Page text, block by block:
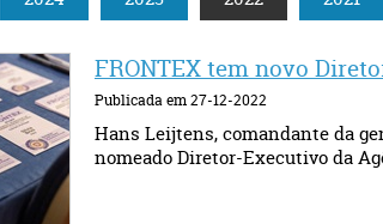
FRONTEX tem novo
Publicada em 27-12-2022
Hans Leijtens, comandante da
nomeado Diretor-Executivo da